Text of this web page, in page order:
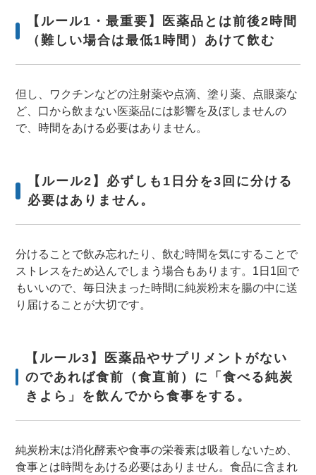
【ルール1・最重要】医薬品とは前後2時間
（難しい場合は最低1時間）あけて飲む
但し、ワクチンなどの注射薬や点滴、塗り薬、点眼薬な
ど、口から飲まない医薬品には影響を及ぼしませんの
で、時間をあける必要はありません。
【ルール2】必ずしも1日分を3回に分ける
必要はありません。
分けることで飲み忘れたり、飲む時間を気にすることで
ストレスをため込んでしまう場合もあります。1日1回で
もいいので、毎日決まった時間に純炭粉末を腸の中に送
り届けることが大切です。
【ルール3】医薬品やサプリメントがない
のであれば食前（食直前）に「食べる純炭
きよら」を飲んでから食事をする。
純炭粉末は消化酵素や食事の栄養素は吸着しないため、
食事とは時間をあける必要はありません。食品に含まれ